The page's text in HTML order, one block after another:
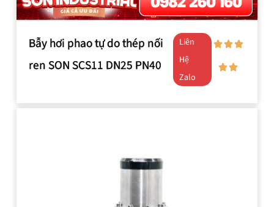
Bẫy hơi phao tự do thép nối
ren SON SCS11 DN25 PN40
Liên
Hệ
Zalo